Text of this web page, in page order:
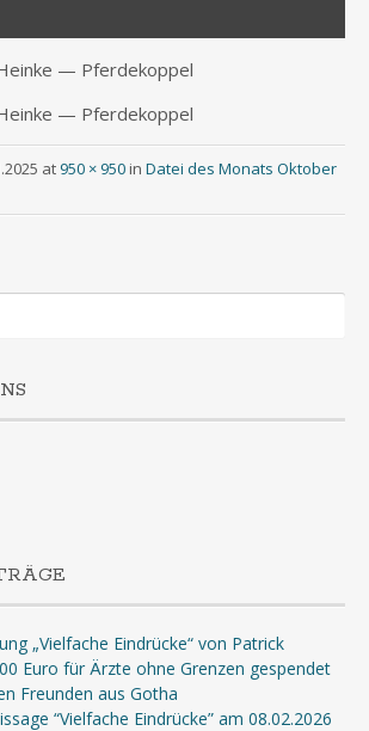
— Pferdekoppel
— Pferdekoppel
at950 × 950in Datei des Monats Oktober
„Vielfache Eindrücke“ von Patrick
Euro für Ärzte ohne Grenzen gespendet
Freunden aus Gotha
“Vielfache Eindrücke” am 08.02.2026